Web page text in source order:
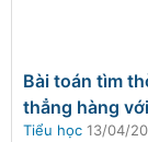
Bài toán tìm
thẳng hàng
Tiểu học 13/04/